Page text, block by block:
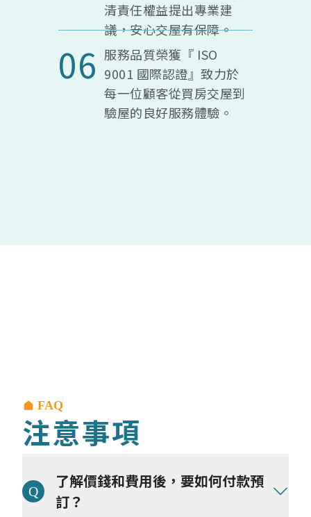
清責任權益提出專業建
議，安心交屋有保障。
06 服務品質榮獲『 ISO
9001 國際認證』致力於
每一位顧客從買房交屋到
驗屋的良好服務體驗。
FAQ
注意事項
了解價錢和費用後，要如何付款預
訂？